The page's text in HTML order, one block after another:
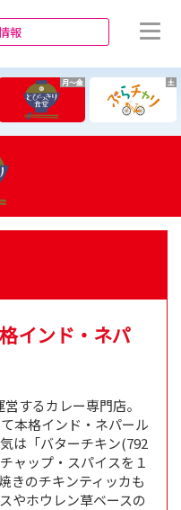
報
月～金 土
インド・ネパ
するカレー専門店。
本格インド・ネパール
は「バターチキン(792
ャップ・スパイスを１
きのチキンティッカも
やホウレン草ベースの